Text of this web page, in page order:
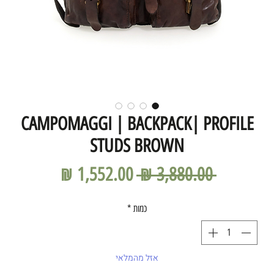
CAMPOMAGGI | BACKPACK| PROFILE
STUDS BROWN
‏3,880.00 ‏₪
מחיר
רגילכמות *
אזל מהמלאי